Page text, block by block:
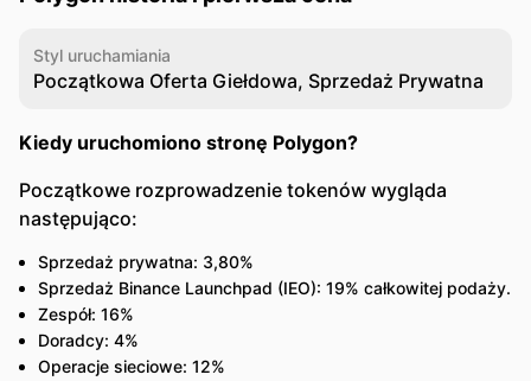
Styl uruchamiania
Początkowa Oferta Giełdowa, Sprzedaż Prywatna
Kiedy uruchomiono stronę Polygon?
Początkowe rozprowadzenie tokenów wygląda
następująco:
Sprzedaż prywatna: 3,80%
Sprzedaż Binance Launchpad (IEO): 19% całkowitej podaży.
Zespół: 16%
Doradcy: 4%
Operacje sieciowe: 12%